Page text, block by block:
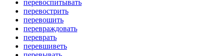
перевоспитывать
перевострить
перевошить
перевраждовать
переврать
перевшиветь